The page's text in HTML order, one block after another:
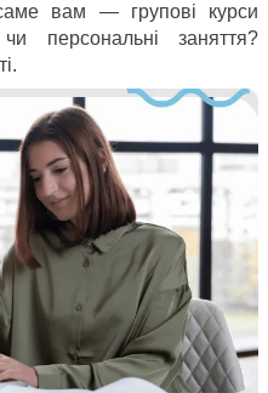
вам — групові курси
персональні заняття?